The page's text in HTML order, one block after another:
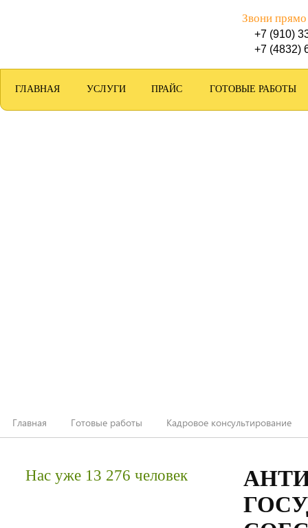
Звони
+7 (910)
+7 (4832)
ГЛАВНАЯ УСЛУГИ ПРАЙС ГОТОВЫЕ РАБОТЫ
Главная Готовые работы Кадровое консультирование
Нас уже 13 276 человек